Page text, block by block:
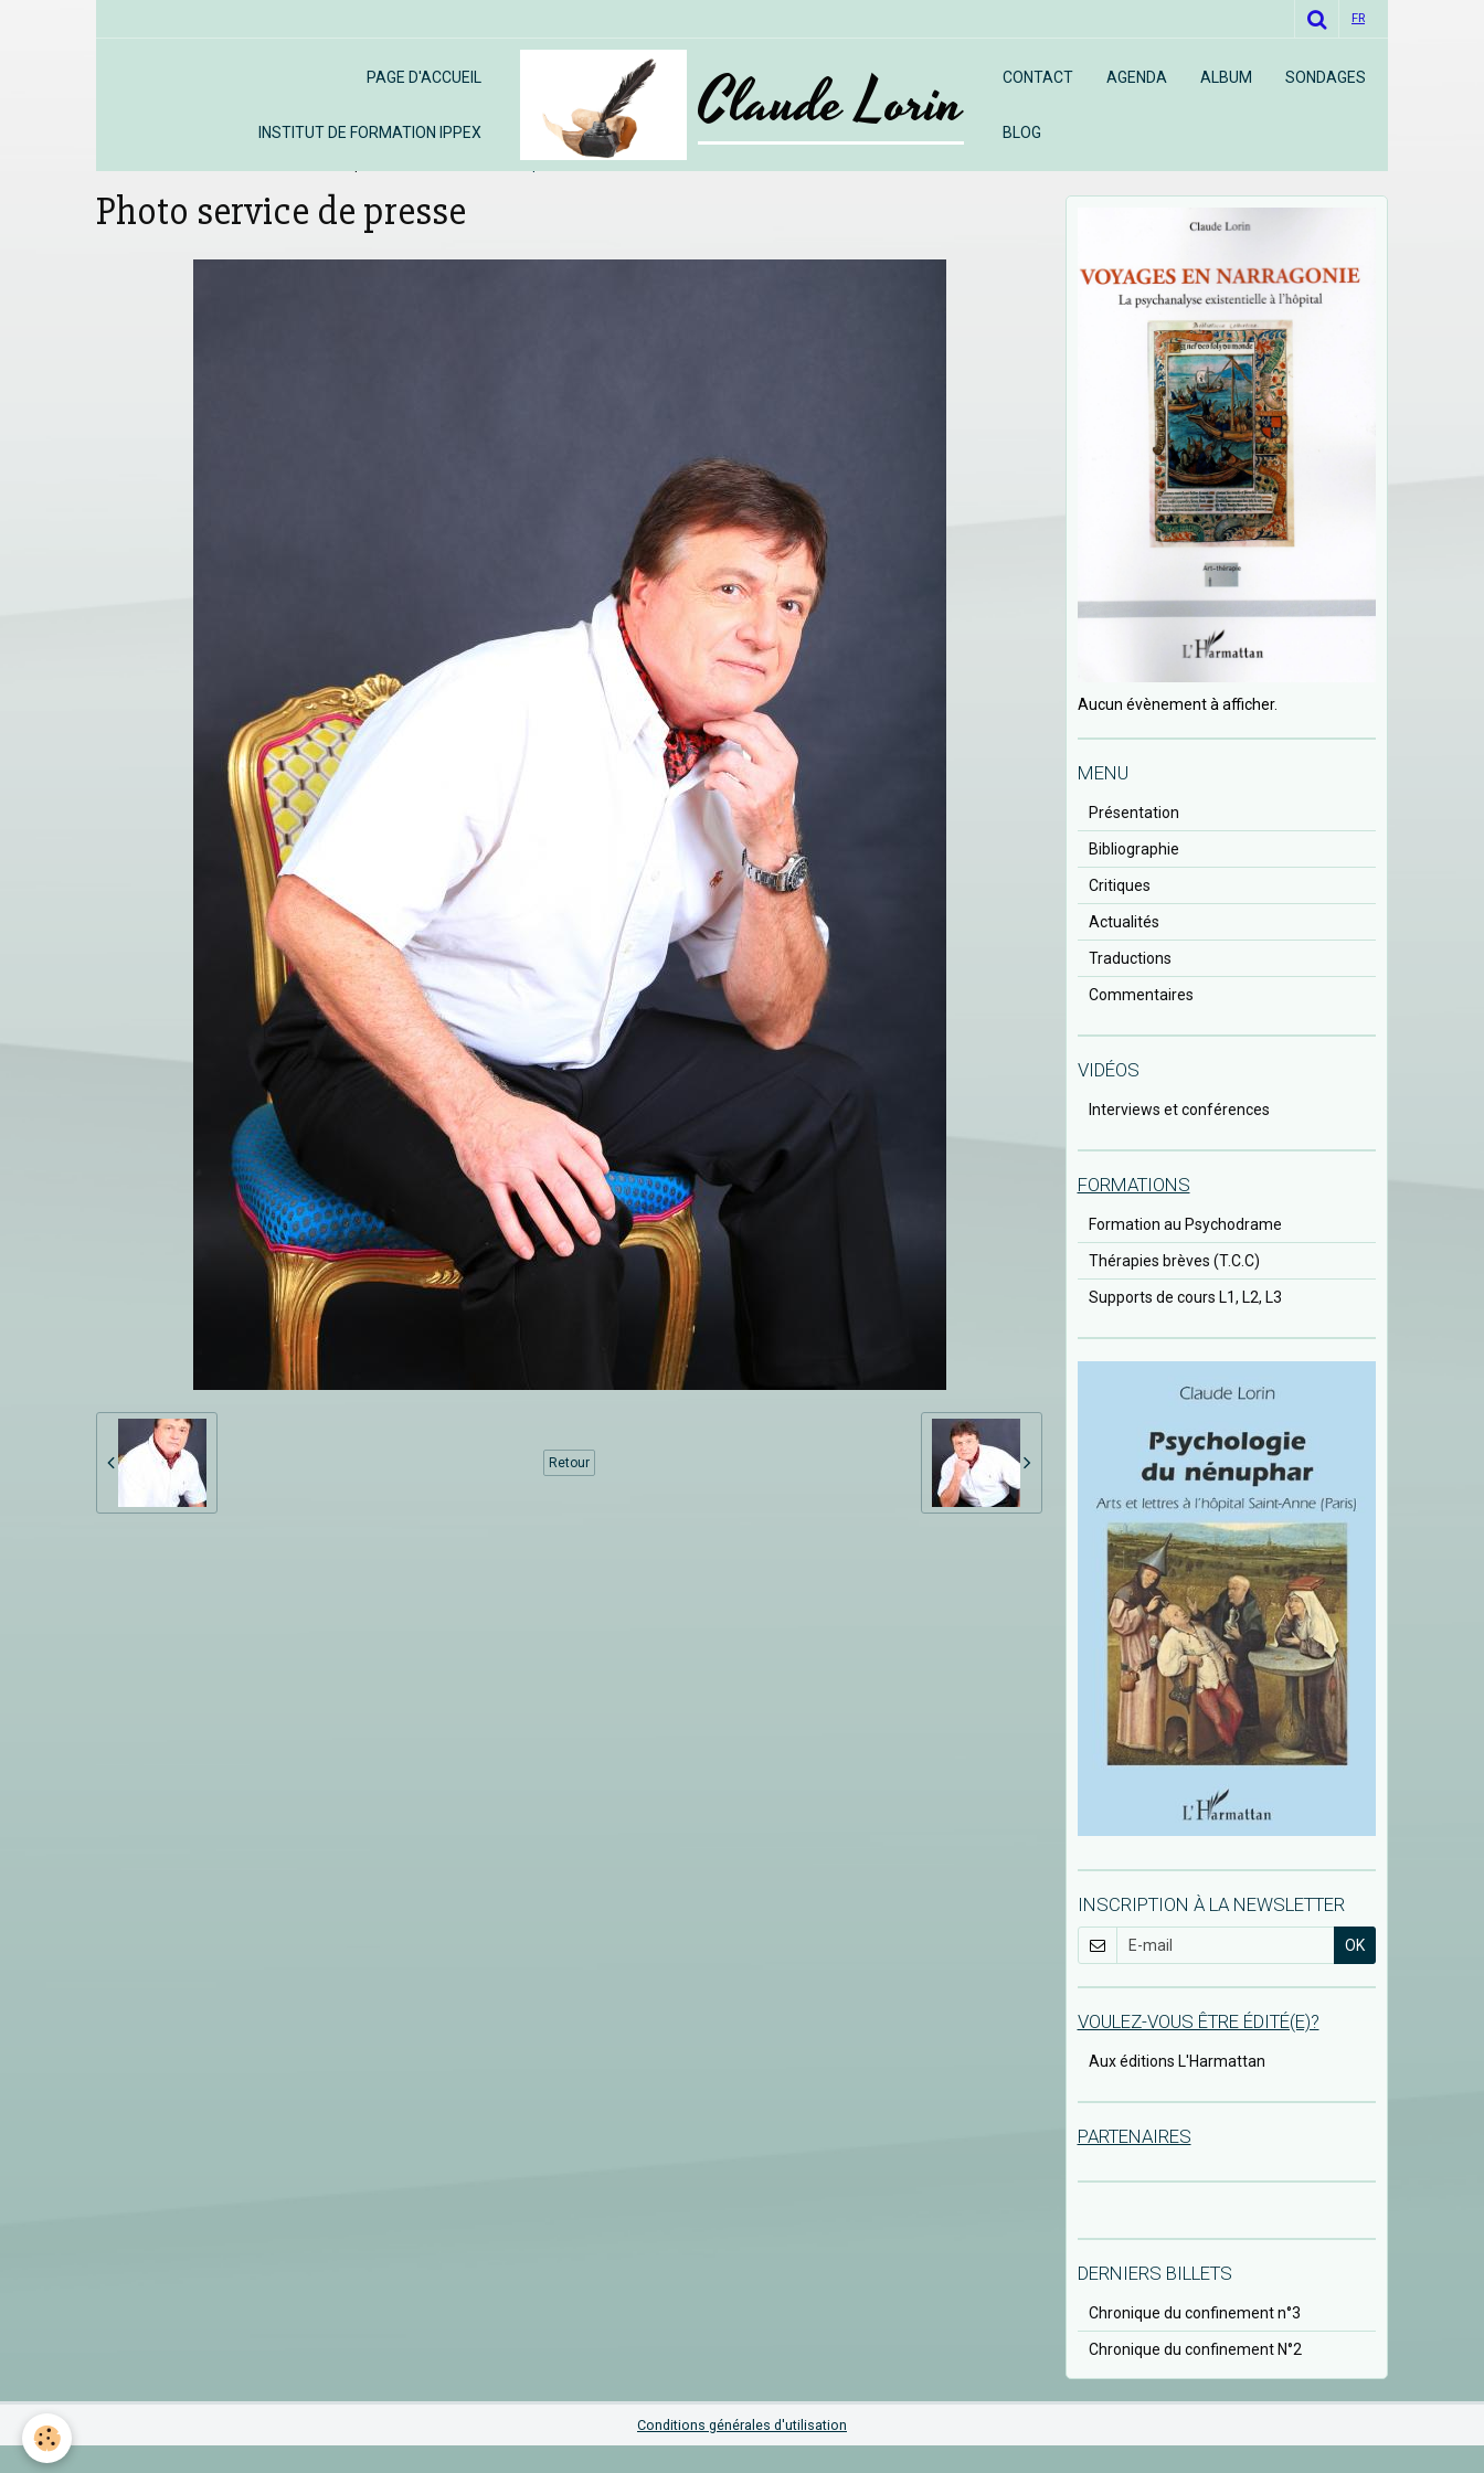
PAGE D'ACCUEIL
INSTITUT DE FORMATION IPPEX Claude Lorin CONTACT AGENDA ALBUM SONDAGES
BLOG
FR
Photo service de presse
Photo service de presse
Retour
Aucun évènement à afficher.
MENU
Présentation
Bibliographie
Critiques
Actualités
Traductions
Commentaires
VIDÉOS
Interviews et conférences
FORMATIONS
Formation au Psychodrame
Thérapies brèves (T.C.C)
Supports de cours L1, L2, L3
INSCRIPTION À LA NEWSLETTER
OK
VOULEZ-VOUS ÊTRE ÉDITÉ(E)?
Aux éditions L'Harmattan
PARTENAIRES
DERNIERS BILLETS
Chronique du confinement n°3
Chronique du confinement N°2
Conditions générales d'utilisation